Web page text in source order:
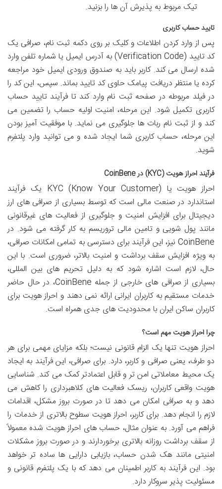
تیک مربوط به پذیرش آن ها را بزنید.
تایید حساب کاربری
پس از وارد کردن اطلاعات و کلیک بر روی دکمه ثبت نام، صرافی یک
کد تایید (Verification Code) به آدرس ایمیل یا شماره تلفن وارد
شده ارسال می کند. کاربر باید به صندوق ورودی ایمیل خود مراجعه
کرده یا منتظر دریافت پیامک حاوی کد تایید بماند. سپس، این کد را
در فیلد مربوطه در صفحه ثبت نام وارد کند تا فرآیند تایید حساب
کاربری تکمیل شود. این مرحله، امنیت اولیه حساب را تضمین می
کند و از ثبت نام ربات ها جلوگیری می نماید. با موفقیت آمیز بودن
این مرحله، حساب کاربری شما ایجاد شده و می توانید وارد پلتفرم
شوید.
فرآیند احراز هویت (KYC) در CoinBene
احراز هویت یا KYC (Know Your Customer) یک فرآیند
استاندارد در صنعت مالی است که توسط بسیاری از صرافی های ارز
دیجیتال برای افزایش امنیت و جلوگیری از فعالیت های غیرقانونی
مانند پول شویی و تامین مالی تروریسم به کار گرفته می شود. در
CoinBene نیز، این فرآیند برای دسترسی به تمامی امکانات صرافی،
به ویژه افزایش سقف برداشت و امنیت بالاتر، ضروری است. با این
حال، لازم است اشاره شود که به دلیل تحریم های بین المللی،
بسیاری از صرافی های خارجی از جمله CoinBene، در حال حاضر
خدمات مستقیم به کاربران ایرانی ارائه نمی دهند و احراز هویت برای
کاربران ساکن ایران با محدودیت های جدی همراه است.
چرا احراز هویت مهم است؟
احراز هویت تنها یک الزام قانونی نیست؛ بلکه مزایای مهمی برای هر
دو طرف، یعنی صرافی و کاربر، دارد. برای صرافی، این فرآیند به ایجاد
یک محیط معاملاتی امن تر و قابل اعتمادتر کمک می کند. شناسایی
هویت واقعی کاربران، ریسک فعالیت های کلاهبرداری را کاهش می
دهد و به صرافی امکان می دهد تا در صورت بروز مشکل، اقدامات
لازم را انجام دهد. برای کاربر، احراز هویت سطوح بالاتری از خدمات را
فراهم می آورد. به عنوان مثال، حساب های احراز هویت شده معمولاً
از سقف برداشت روزانه بالاتری برخوردارند و در صورت بروز مشکلات
امنیتی مانند هک شدن حساب، بازیابی دارایی ها ساده تر خواهد
بود. این فرآیند به کاربر اطمینان می دهد که با یک پلتفرم قانونی و
مسئولیت پذیر سروکار دارد.